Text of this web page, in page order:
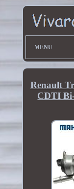
MENU
Renault
CDTI